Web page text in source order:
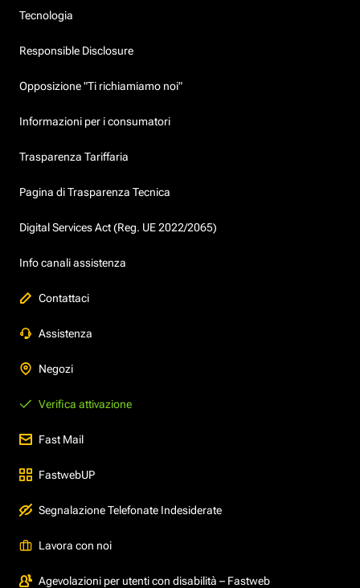
Tecnologia
Responsible Disclosure
Opposizione "Ti richiamiamo noi"
Informazioni per i consumatori
Trasparenza Tariffaria
Pagina di Trasparenza Tecnica
Digital Services Act (Reg. UE 2022/2065)
Info canali assistenza
Contattaci
Assistenza
Negozi
Verifica attivazione
Fast Mail
FastwebUP
Segnalazione Telefonate Indesiderate
Lavora con noi
Agevolazioni per utenti con disabilità – Fastweb